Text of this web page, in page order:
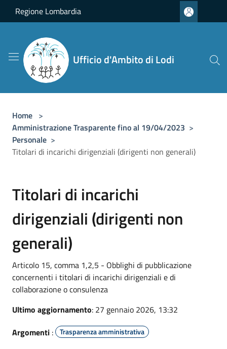
Salta al contenuto principale
Regione Lombardia
Ufficio d'Ambito di Lodi
Home >
Amministrazione Trasparente fino al 19/04/2023 >
Personale >
Titolari di incarichi dirigenziali (dirigenti non generali)
Titolari di incarichi
dirigenziali (dirigenti non
generali)
Articolo 15, comma 1,2,5 - Obblighi di pubblicazione
concernenti i titolari di incarichi dirigenziali e di
collaborazione o consulenza
Ultimo aggiornamento: 27 gennaio 2026, 13:32
Argomenti : Trasparenza amministrativa